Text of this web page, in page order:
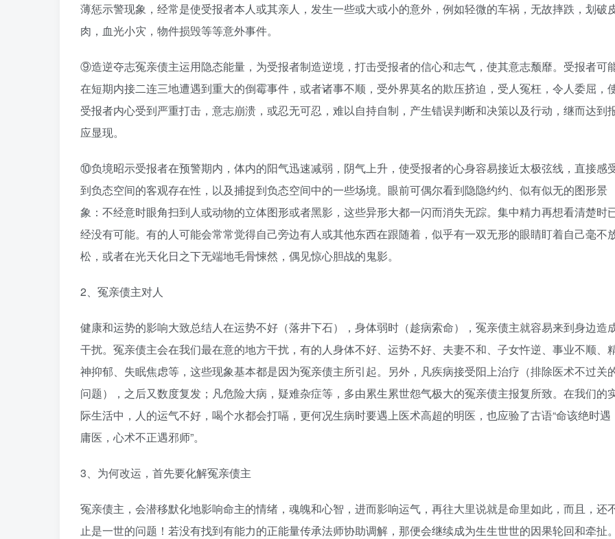
薄惩示警现象，经常是使受报者本人或其亲人，发生一些或大或小的意外，例如轻微的车祸，无故摔跌，划破
肉，血光小灾，物件损毁等等意外事件。
⑨造逆夺志冤亲债主运用隐态能量，为受报者制造逆境，打击受报者的信心和志气，使其意志颓靡。受报者可
在短期内接二连三地遭遇到重大的倒霉事件，或者诸事不顺，受外界莫名的欺压挤迫，受人冤枉，令人委屈，
受报者内心受到严重打击，意志崩溃，或忍无可忍，难以自持自制，产生错误判断和决策以及行动，继而达到
应显现。
⑩负境昭示受报者在预警期内，体内的阳气迅速减弱，阴气上升，使受报者的心身容易接近太极弦线，直接感
到负态空间的客观存在性，以及捕捉到负态空间中的一些场境。眼前可偶尔看到隐隐约约、似有似无的图形景
象：不经意时眼角扫到人或动物的立体图形或者黑影，这些异形大都一闪而消失无踪。集中精力再想看清楚时
经没有可能。有的人可能会常常觉得自己旁边有人或其他东西在跟随着，似乎有一双无形的眼睛盯着自己毫不
松，或者在光天化日之下无端地毛骨悚然，偶见惊心胆战的鬼影。
2、冤亲债主对人
健康和运势的影响大致总结人在运势不好（落井下石），身体弱时（趁病索命），冤亲债主就容易来到身边造
干扰。冤亲债主会在我们最在意的地方干扰，有的人身体不好、运势不好、夫妻不和、子女忤逆、事业不顺、
神抑郁、失眠焦虑等，这些现象基本都是因为冤亲债主所引起。另外，凡疾病接受阳上治疗（排除医术不过关
问题），之后又数度复发；凡危险大病，疑难杂症等，多由累生累世怨气极大的冤亲债主报复所致。在我们的
际生活中，人的运气不好，喝个水都会打嗝，更何况生病时要遇上医术高超的明医，也应验了古语“命该绝时遇
庸医，心术不正遇邪师”。
3、为何改运，首先要化解冤亲债主
冤亲债主，会潜移默化地影响命主的情绪，魂魄和心智，进而影响运气，再往大里说就是命里如此，而且，还
止是一世的问题！若没有找到有能力的正能量传承法师协助调解，那便会继续成为生生世世的因果轮回和牵扯。